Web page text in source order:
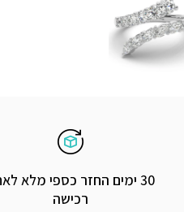
30 ימים החזר כספי מלא
רכישה